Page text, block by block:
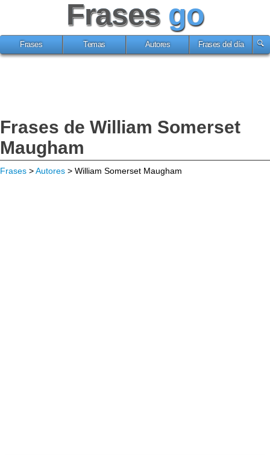
Frases go
Frases Temas Autores Frases del día
Frases de William Somerset
Maugham
Frases >Autores > William Somerset Maugham